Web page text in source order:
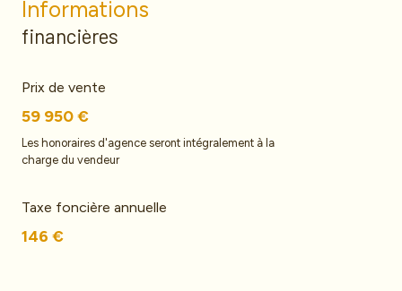
Informations
financières
Prix de vente
59 950 €
Les honoraires d'agence seront intégralement à la
charge du vendeur
Taxe foncière annuelle
146 €